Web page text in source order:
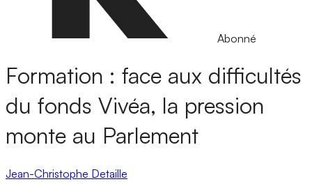
Abonné
Formation : face aux difficultés
du fonds Vivéa, la pression
monte au Parlement
Jean-Christophe Detaille